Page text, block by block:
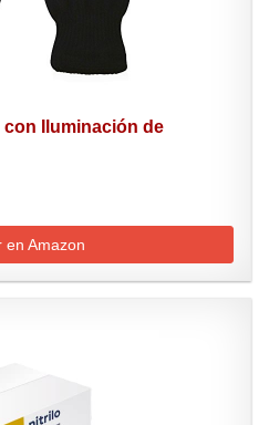
Iluminación de
en Amazon